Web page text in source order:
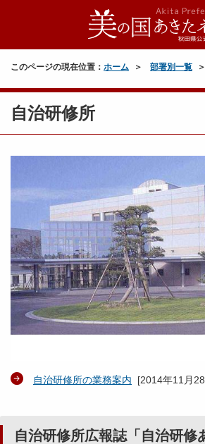
このページの現在位置： ホーム 部署別一覧
自治研修所
自治研修所の業務案内 [2014年11月
自治研修所広報誌「自治研修